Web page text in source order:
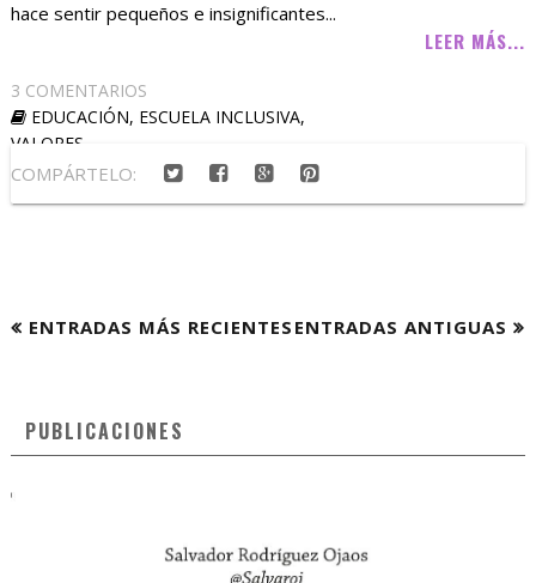
hace sentir pequeños e insignificantes...
LEER MÁS...
3 COMENTARIOS
EDUCACIÓN, ESCUELA INCLUSIVA,
VALORES
COMPÁRTELO:
ENTRADAS MÁS RECIENTES ENTRADAS ANTIGUAS
PUBLICACIONES